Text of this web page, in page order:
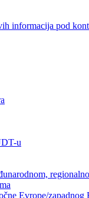
informacija pod
u
Evrope/zapadnog